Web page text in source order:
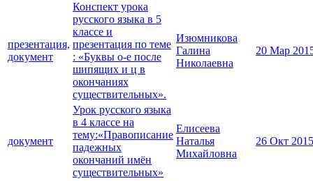
презентация,
документ
Конспект урока
русского языка в 5
классе и
презентация по теме
: «Буквы о-е после
шипящих и ц в
окончаниях
существительных».
Изюмникова
Галина
Николаевна
20 Мар
документ
Урок русского языка
в 4 классе на
тему:«Правописание
падежных
окончаний имён
существительных»
Елисеева
Наталья
Михайловна
26 Окт 2015